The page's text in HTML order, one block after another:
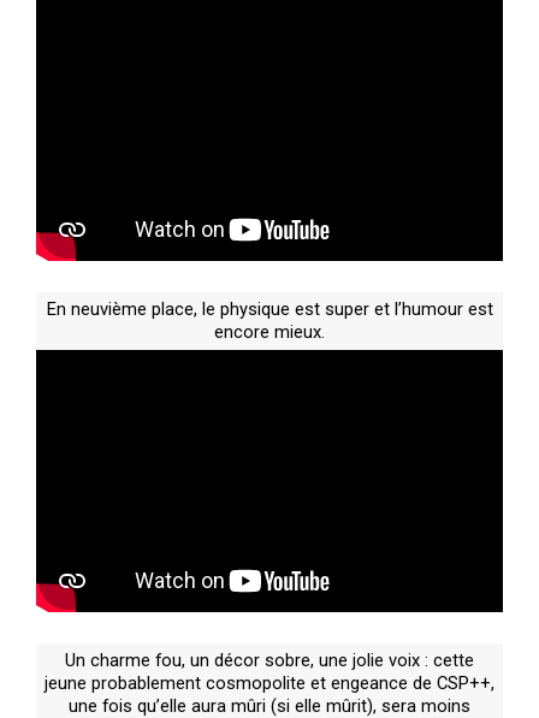
En neuvième place, le physique est super et l’humour est
encore mieux.
Un charme fou, un décor sobre, une jolie voix : cette
jeune probablement cosmopolite et engeance de CSP++,
une fois qu’elle aura mûri (si elle mûrit), sera moins